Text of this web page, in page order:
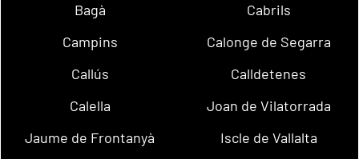
Bagà
Cabrils
Campins
Calonge de Segarra
Callús
Calldetenes
Calella
Joan de Vilatorrada
Jaume de Frontanyà
Iscle de Vallalta